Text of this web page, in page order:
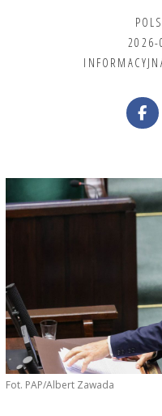
Fot. PAP/Albert Zawada